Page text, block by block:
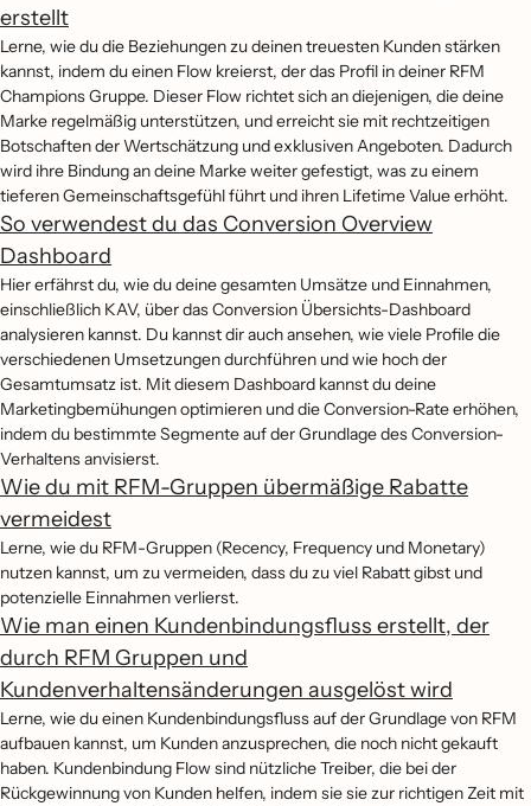
erstellt
Lerne, wie du die Beziehungen zu deinen treuesten Kunden stärken
kannst, indem du einen Flow kreierst, der das Profil in deiner RFM
Champions Gruppe. Dieser Flow richtet sich an diejenigen, die deine
Marke regelmäßig unterstützen, und erreicht sie mit rechtzeitigen
Botschaften der Wertschätzung und exklusiven Angeboten. Dadurch
wird ihre Bindung an deine Marke weiter gefestigt, was zu einem
tieferen Gemeinschaftsgefühl führt und ihren Lifetime Value erhöht.
So verwendest du das Conversion Overview
Dashboard
Hier erfährst du, wie du deine gesamten Umsätze und Einnahmen,
einschließlich KAV, über das Conversion Übersichts-Dashboard
analysieren kannst. Du kannst dir auch ansehen, wie viele Profile die
verschiedenen Umsetzungen durchführen und wie hoch der
Gesamtumsatz ist. Mit diesem Dashboard kannst du deine
Marketingbemühungen optimieren und die Conversion-Rate erhöhen,
indem du bestimmte Segmente auf der Grundlage des Conversion-
Verhaltens anvisierst.
Wie du mit RFM-Gruppen übermäßige Rabatte
vermeidest
Lerne, wie du RFM-Gruppen (Recency, Frequency und Monetary)
nutzen kannst, um zu vermeiden, dass du zu viel Rabatt gibst und
potenzielle Einnahmen verlierst.
Wie man einen Kundenbindungsfluss erstellt, der
durch RFM Gruppen und
Kundenverhaltensänderungen ausgelöst wird
Lerne, wie du einen Kundenbindungsfluss auf der Grundlage von RFM
aufbauen kannst, um Kunden anzusprechen, die noch nicht gekauft
haben. Kundenbindung Flow sind nützliche Treiber, die bei der
Rückgewinnung von Kunden helfen, indem sie sie zur richtigen Zeit mit